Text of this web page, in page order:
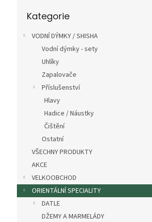
kategorie
Kategorie
VODNÍ DÝMKY / SHISHA
Vodní dýmky - sety
Uhlíky
Zapalovače
Příslušenství
Hlavy
Hadice / Náustky
Čištění
Ostatní
VŠECHNY PRODUKTY
AKCE
VELKOOBCHOD
ORIENTÁLNÍ SPECIALITY
DATLE
DŽEMY A MARMELÁDY